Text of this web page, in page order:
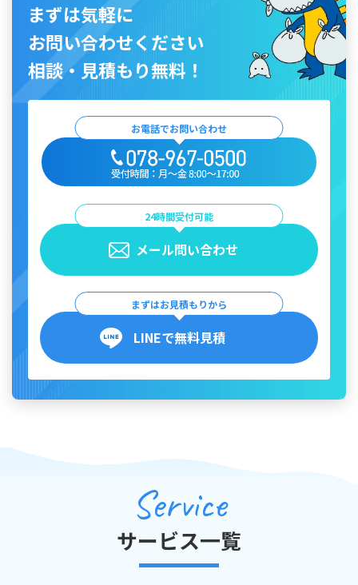
まずは気軽に
お問い合わせください
相談・見積もり無料！
お電話でお問い合わせ
24時間受付可能
メール問い合わせ
まずはお見積もりから
LINEで無料見積
Service
サービス一覧